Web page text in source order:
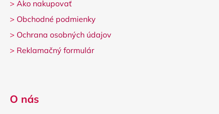
> Ako nakupovať
> Obchodné podmienky
> Ochrana osobných údajov
> Reklamačný formulár
O nás